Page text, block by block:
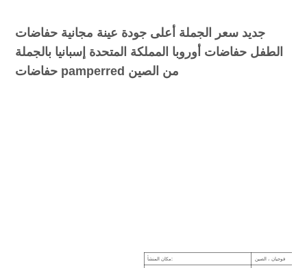
جديد سعر الجملة أعلى جودة عينة مجانية حفاضات
الطفل حفاضات أوروبا المملكة المتحدة إسبانيا بالجملة
حفاضات pamperred من الصين
مكان المنشأ: فوجيان ، الصين